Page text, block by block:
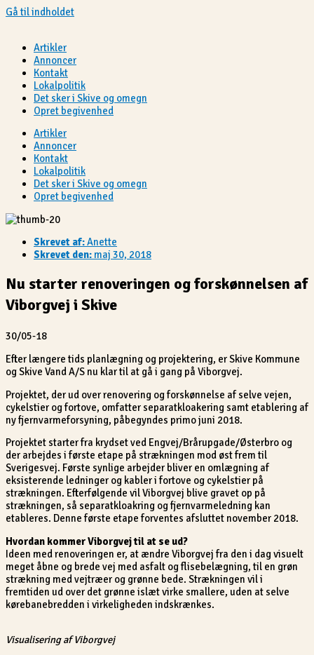
Gå til indholdet
Artikler
Annoncer
Kontakt
Lokalpolitik
Det sker i Skive og omegn
Opret begivenhed
Artikler
Annoncer
Kontakt
Lokalpolitik
Det sker i Skive og omegn
Opret begivenhed
Skrevet af:Anette
Skrevet den: maj 30, 2018
Nu starter renoveringen og forskønnelsen af
Viborgvej i Skive
30/05-18
Efter længere tids planlægning og projektering, er Skive Kommune
og Skive Vand A/S nu klar til at gå i gang på Viborgvej.
Projektet, der ud over renovering og forskønnelse af selve vejen,
cykelstier og fortove, omfatter separatkloakering samt etablering af
ny fjernvarmeforsyning, påbegyndes primo juni 2018.
Projektet starter fra krydset ved Engvej/Brårupgade/Østerbro og
der arbejdes i første etape på strækningen mod øst frem til
Sverigesvej. Første synlige arbejder bliver en omlægning af
eksisterende ledninger og kabler i fortove og cykelstier på
strækningen. Efterfølgende vil Viborgvej blive gravet op på
strækningen, så separatkloakring og fjernvarmeledning kan
etableres. Denne første etape forventes afsluttet november 2018.
Hvordan kommer Viborgvej til at se ud?
Ideen med renoveringen er, at ændre Viborgvej fra den i dag visuelt
meget åbne og brede vej med asfalt og flisebelægning, til en grøn
strækning med vejtræer og grønne bede. Strækningen vil i
fremtiden ud over det grønne islæt virke smallere, uden at selve
kørebanebredden i virkeligheden indskrænkes.
Visualisering af Viborgvej